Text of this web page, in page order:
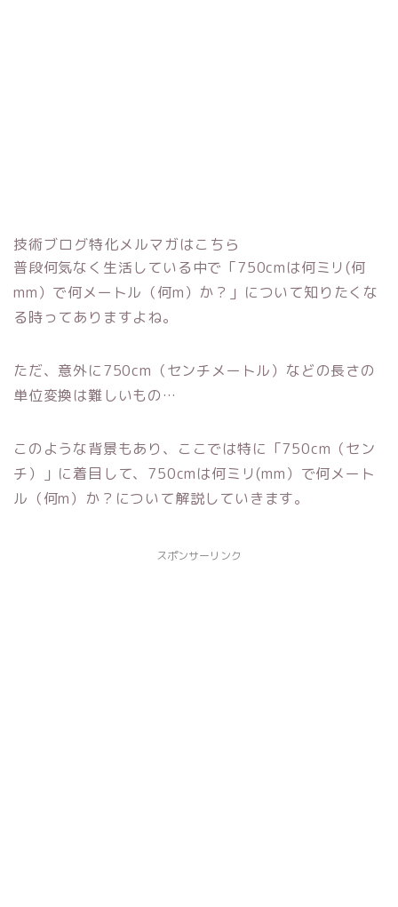
技術ブログ特化メルマガはこちら
普段何気なく生活している中で「750cmは何ミリ(何
mm）で何メートル（何m）か？」について知りたくな
る時ってありますよね。
ただ、意外に750cm（センチメートル）などの長さの
単位変換は難しいもの…
このような背景もあり、ここでは特に「750cm（セン
チ）」に着目して、750cmは何ミリ(mm）で何メート
ル（何m）か？について解説していきます。
スポンサーリンク